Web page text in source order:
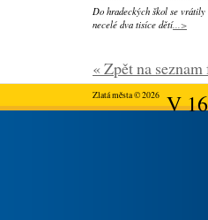
Do hradeckých škol se vrátily
necelé dva tisíce dětí...>
« Zpět na
Zlatá města © 2026V 16